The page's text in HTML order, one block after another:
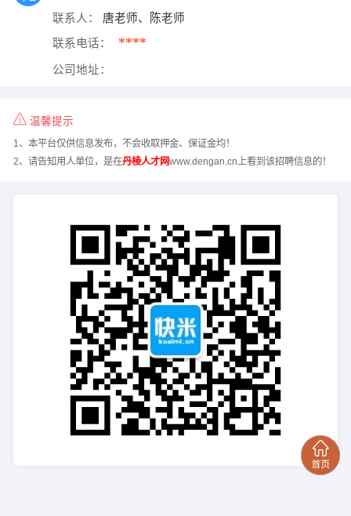
联系人： 唐老师、陈老师
联系电话： ****
公司地址：
温馨提示
1、本平台仅供信息发布，不会收取押金、保证金均！
2、请告知用人单位，是在丹棱人才网www.dengan.cn上看到该招聘信息的！